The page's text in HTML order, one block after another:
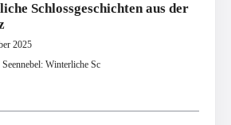
Schlossgeschichten aus der
2025
Winterliche Sc